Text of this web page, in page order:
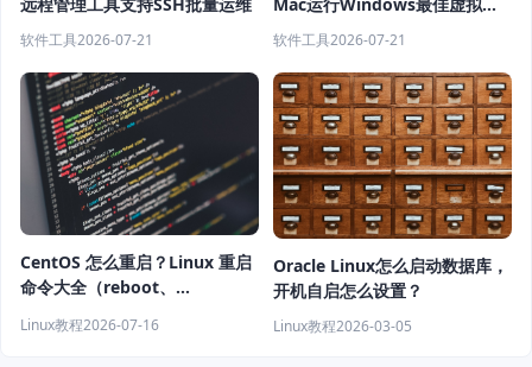
软件工具2026-07-21
软件推荐
软件工具2026-07-21
CentOS 怎么重启？Linux 重启
命令大全（reboot、
Linux教程2026-07-16
Oracle Linux怎么启动数据库，
开机自启怎么设置？
Linux教程2026-03-05